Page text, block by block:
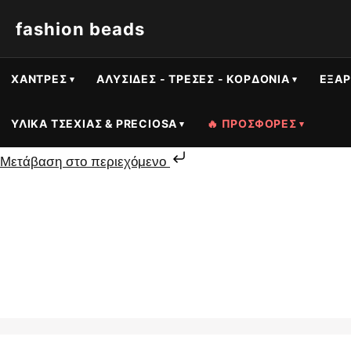
fashion beads
ΧΆΝΤΡΕΣ ΑΛΥΣΊΔΕΣ - ΤΡΈΣΕΣ - ΚΟΡΔΌΝΙΑ
ΥΛΙΚΆ ΤΣΕΧΊΑΣ & PRECIOSA 🔥 ΠΡΟΣΦΟΡΕΣ
Μετάβαση στο περιεχόμενο